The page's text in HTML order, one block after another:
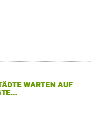
WARTEN AUF